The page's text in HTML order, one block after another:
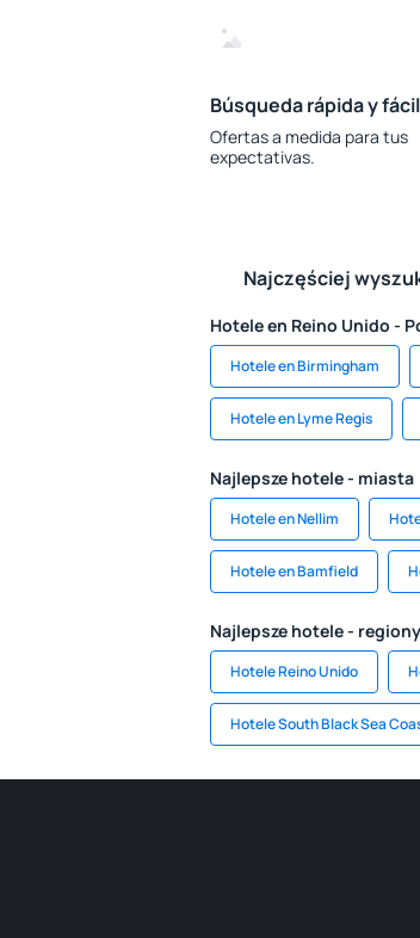
Búsqueda rápida y
Ofertas a medida para tus
expectativas.
Najczęściej
Hotele en Reino Unido -
Hotele en Birmingham
Hotele en Lyme Regis
Najlepsze hotele - miasta
Hotele en Nellim
Hotele en Bamfield
Najlepsze hotele - regiony
Hotele Reino Unido
Hotele South Black Sea